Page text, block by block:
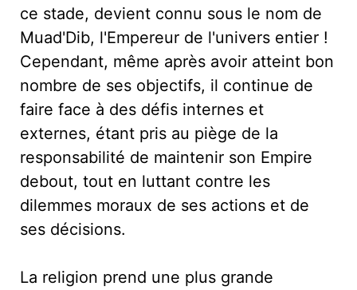
ce stade, devient connu sous le nom de
Muad'Dib, l'Empereur de l'univers entier !
Cependant, même après avoir atteint bon
nombre de ses objectifs, il continue de
faire face à des défis internes et
externes, étant pris au piège de la
responsabilité de maintenir son Empire
debout, tout en luttant contre les
dilemmes moraux de ses actions et de
ses décisions.
La religion prend une plus grande